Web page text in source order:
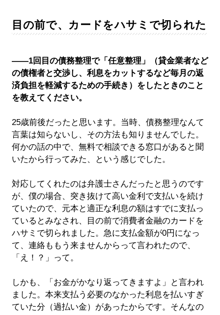
目の前で、カードをハサミで切られた
――1回目の債務整理で「任意整理」（貸金業者など
の債権者と交渉し、利息をカットするなど毎月の返
済負担を軽減するための手続き）をしたときのこと
を教えてください。
25歳前後だったと思います。当時、債務整理なんて
言葉は知らないし、その方法も知りませんでした。
何かの話の中で、無料で相談できる窓口があると聞
いたから行ってみた、という感じでした。
対応してくれたのは弁護士さんだったと思うのです
が、僕の場合、突き抜けて高い金利で支払いを続け
ていたので、元本と適正な利息の額はすでに支払っ
ているとみなされ、目の前で消費者金融のカードを
ハサミで切られました。急に支払金額が0円になっ
て、連絡ももう来ませんからって言われたので、
「え！？」って。
しかも、「お金がかなり返ってきますよ」と言われ
ました。本来支払う必要のなかった利息を払いすぎ
ていた分（過払い金）があったからです。そんなの